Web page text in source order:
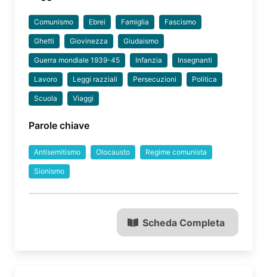
Comunismo Ebrei Famiglia Fascismo
Ghetti Giovinezza Giudaismo
Guerra mondiale 1939-45 Infanzia Insegnanti
Lavoro Leggi razziali Persecuzioni Politica
Scuola Viaggi
Parole chiave
Antisemitismo Olocausto Regime comunista
Sionismo
Scheda Completa